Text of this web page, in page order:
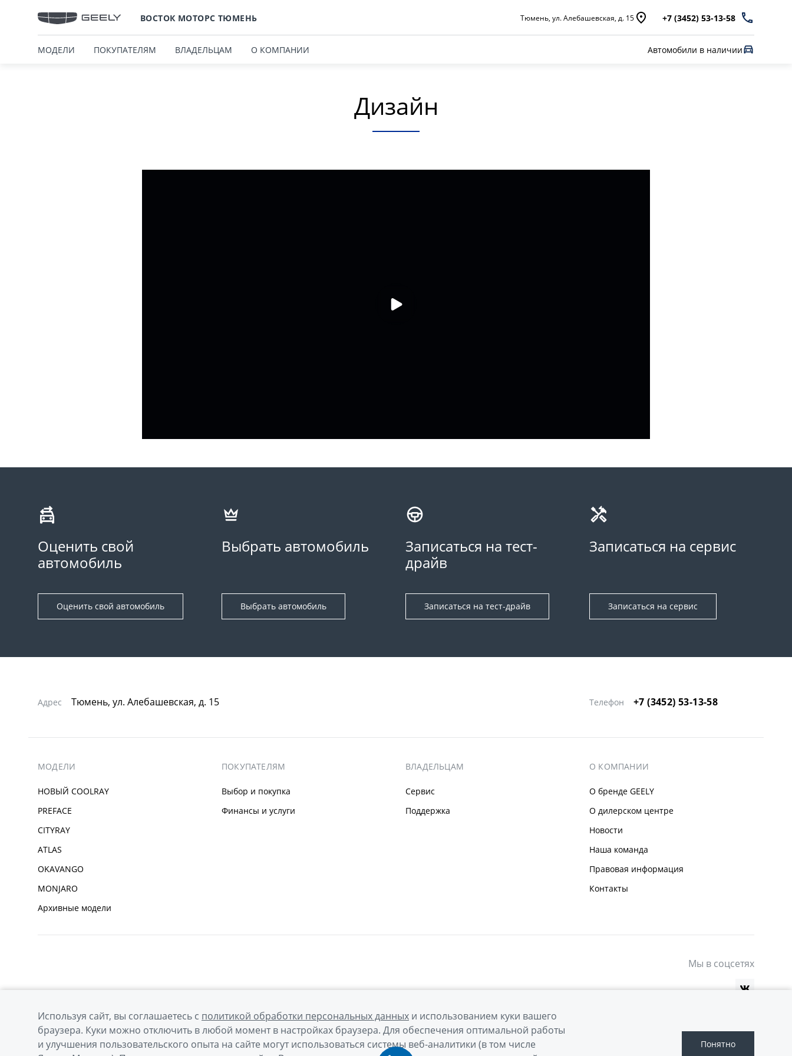
ВОСТОК МОТОРС ТЮМЕНЬ Тюмень, ул. Алебашевская, д. 15 +7 (3452) 53-13-58
МОДЕЛИ ПОКУПАТЕЛЯМ ВЛАДЕЛЬЦАМ О КОМПАНИИ Автомобили в наличии
Дизайн
Оценить свой
автомобиль
Оценить свой автомобиль
Выбрать автомобиль
Выбрать автомобиль
Записаться на тест-
драйв
Записаться на тест-драйв
Записаться на сервис
Записаться на сервис
Адрес Тюмень, ул. Алебашевская, д. 15 Телефон +7 (3452) 53-13-58
МОДЕЛИ
НОВЫЙ COOLRAY
PREFACE
CITYRAY
ATLAS
OKAVANGO
MONJARO
Архивные модели
ПОКУПАТЕЛЯМ
Выбор и покупка
Финансы и услуги
ВЛАДЕЛЬЦАМ
Сервис
Поддержка
О КОМПАНИИ
О бренде GEELY
О дилерском центре
Новости
Наша команда
Правовая информация
Контакты
Мы в соцсетях
Используя сайт, вы соглашаетесь с политикой обработки персональных данных и использованием куки вашего
браузера. Куки можно отключить в любой момент в настройках браузера. Для обеспечения оптимальной работы
и улучшения пользовательского опыта на сайте могут использоваться системы веб-аналитики (в том числе
Понятно